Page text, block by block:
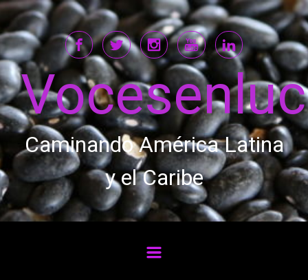
Saltar al contenido principal
Caminando América Latina
y el Caribe